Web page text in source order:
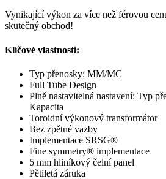
Vynikající výkon za více než férovou
skutečný obchod!
Klíčové vlastnosti:
Typ přenosky: MM/MC
Full Tube Design
Plně nastavitelná nastavení: Typ
Kapacita
Toroidní výkonový transformátor
Bez zpětné vazby
Implementace SRSG®
Fine symmetry® implementace
5 mm hliníkový čelní panel
Pětiletá záruka